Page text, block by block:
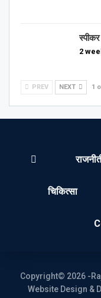
2
PREV NEXT 1
चिकित्सा
Copyright© 2026 -
Website Design &